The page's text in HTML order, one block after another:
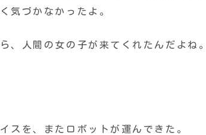
気づかなかったよ。
、人間の女の子が来てくれたんだよね。
スを、またロボットが運んできた。